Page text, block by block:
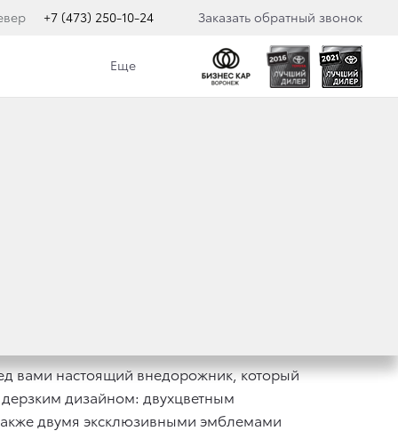
+7 (473) 250-10-24 Заказать обратный звонок
Еще
вами настоящий внедорожник, который
дизайном: двухцветным
двумя эксклюзивными эмблемами